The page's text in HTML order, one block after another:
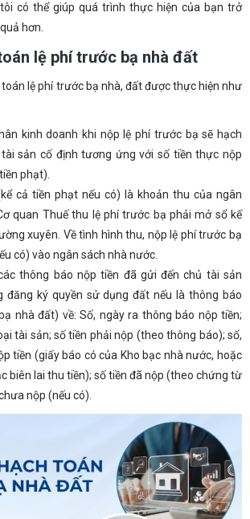
tôi có thể giúp quá trình thực hiện của bạn trở
hơn.
lệ phí trước bạ nhà đất
lệ phí trước bạ nhà, đất được thực hiện như
kinh doanh khi nộp lệ phí trước bạ sẽ hạch
sản cố định tương ứng với số tiền thực nộp
phạt).
cả tiền phạt nếu có) là khoản thu của ngân
quan Thuế thu lệ phí trước bạ phải mở sổ kế
xuyên. Về tình hình thu, nộp lệ phí trước bạ
có) vào ngân sách nhà nước.
thông báo nộp tiền đã gửi đến chủ tài sản
đăng ký quyền sử dụng đất nếu là thông báo
nhà đất) về: Số, ngày ra thông báo nộp tiền;
tài sản; số tiền phải nộp (theo thông báo); số,
tiền (giấy báo có của Kho bạc nhà nước, hoặc
biên lai thu tiền); số tiền đã nộp (theo chứng từ
nộp (nếu có).